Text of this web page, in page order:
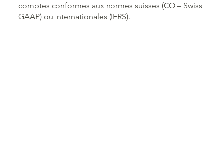
comptes conformes aux normes suisses (CO – Swiss
GAAP) ou internationales (IFRS).